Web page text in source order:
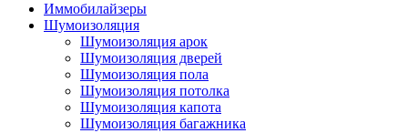
Иммобилайзеры
Шумоизоляция
Шумоизоляция арок
Шумоизоляция дверей
Шумоизоляция пола
Шумоизоляция потолка
Шумоизоляция капота
Шумоизоляция багажника